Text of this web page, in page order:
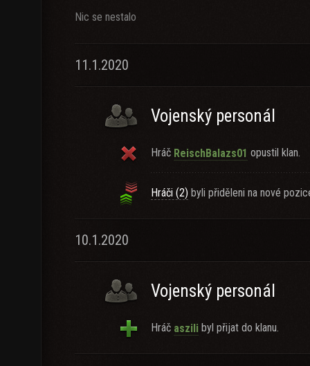
Nic se nestalo
11.1.2020
Vojenský personál
Hráč ReischBalazs01 opustil klan.
Hráči (2) byli přiděleni na nové
10.1.2020
Vojenský personál
Hráč aszili byl přijat do klanu.